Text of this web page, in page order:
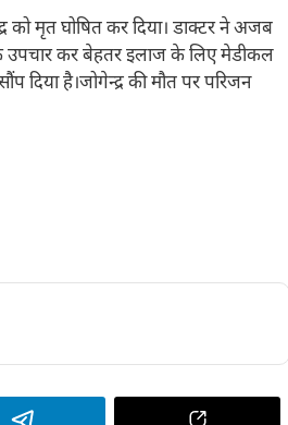
को मृत घोषित कर दिया। डाक्टर ने अजब
उपचार कर बेहतर इलाज के लिए मेडीकल
दिया है।जोगेन्द्र की मौत पर परिजन